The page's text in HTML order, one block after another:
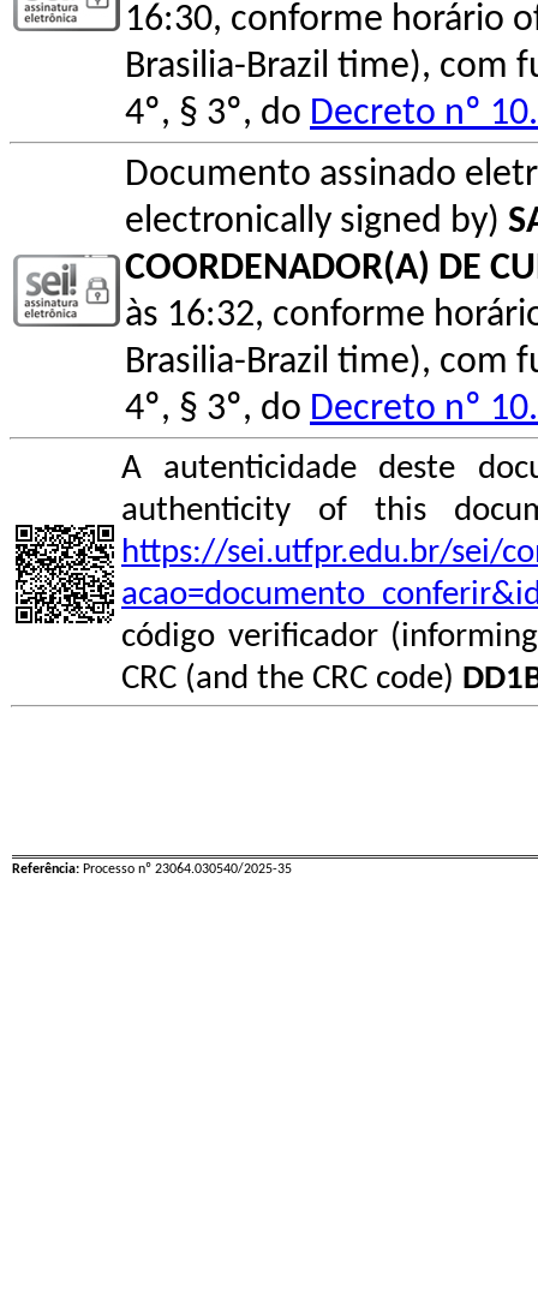
16:30, conforme horário
Brasilia-Brazil time), com
4º, § 3º, do Decreto nº
Documento assinado
electronically signed by)
COORDENADOR(A) DE
às 16:32, conforme
Brasilia-Brazil time), com
4º, § 3º, do Decreto nº
A autenticidade deste
authenticity of this
https://sei.utfpr.edu.br/sei/
código verificador
CRC (and the CRC code)
Referência: Processo nº 23064.030540/2025-35